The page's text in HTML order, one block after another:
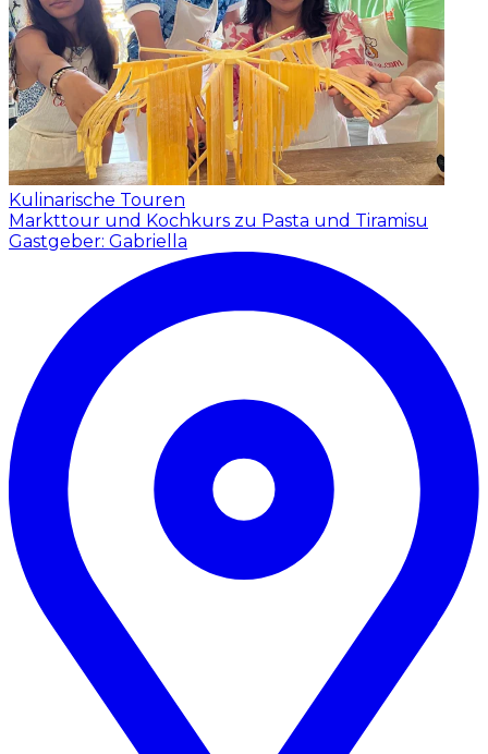
Kulinarische Touren
Markttour und Kochkurs zu Pasta und Tiramisu
Gastgeber: Gabriella